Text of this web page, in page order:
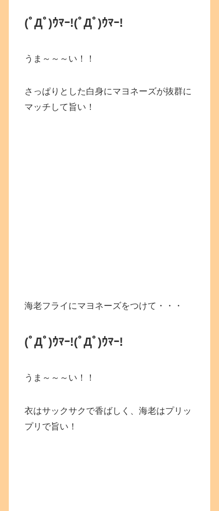
(ﾟДﾟ)ｳﾏｰ!(ﾟДﾟ)ｳﾏｰ!
うま～～～い！！
さっぱりとした白身にマヨネーズが抜群に
マッチして旨い！
海老フライにマヨネーズをつけて・・・
(ﾟДﾟ)ｳﾏｰ!(ﾟДﾟ)ｳﾏｰ!
うま～～～い！！
衣はサックサクで香ばしく、海老はプリッ
プリで旨い！